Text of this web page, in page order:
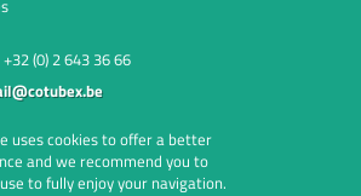
+32 (0) 2 643 36 66
uses cookies to offer a better
and we recommend you to
to fully enjoy your navigation.